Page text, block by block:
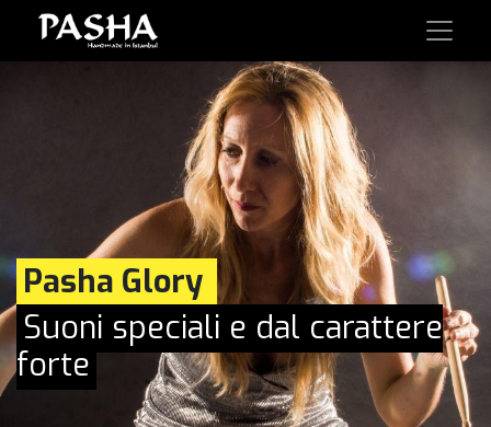
Pasha Glory
Suoni speciali e dal carattere
forte​